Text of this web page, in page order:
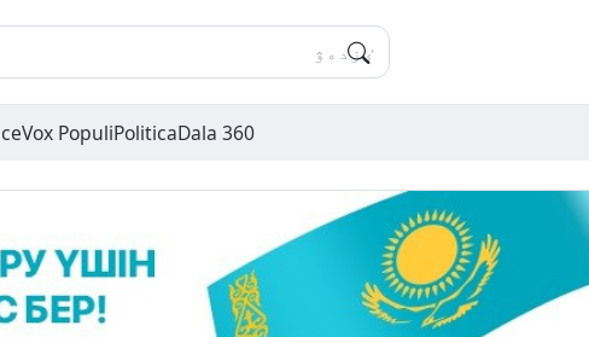
Dala 360
Politica
Vox Populi